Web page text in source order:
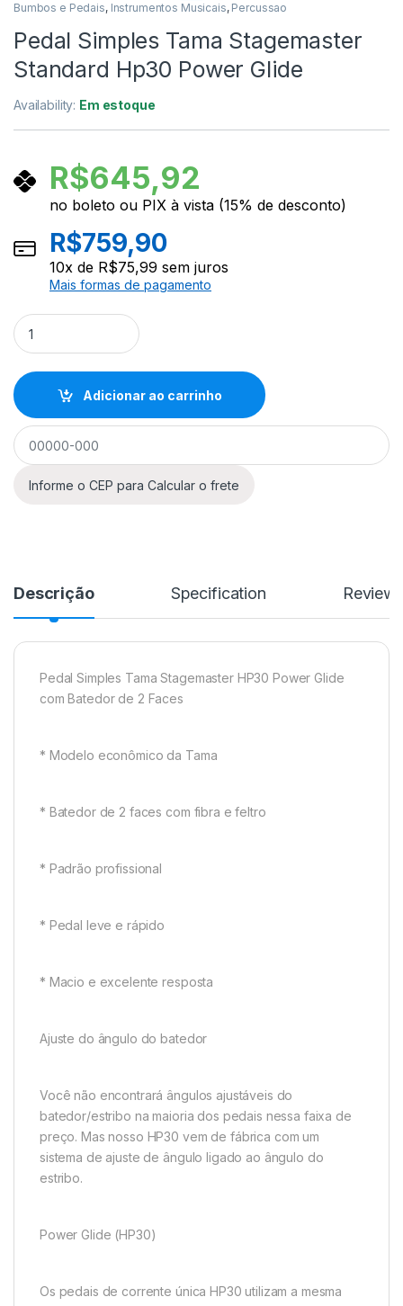
Bumbos e Pedais, Instrumentos Musicais, Percussao
Pedal Simples Tama Stagemaster
Standard Hp30 Power Glide
Availability: Em estoque
R$645,92
no boleto ou PIX à vista (15% de desconto)
R$759,90
10x de R$75,99 sem juros
Mais formas de pagamento
Pedal Simples Tama Stagemaster Standard Hp30 Power
Adicionar ao carrinho
Descrição Specification
Pedal Simples Tama Stagemaster HP30 Power Glide
com Batedor de 2 Faces
* Modelo econômico da Tama
* Batedor de 2 faces com fibra e feltro
* Padrão profissional
* Pedal leve e rápido
* Macio e excelente resposta
Ajuste do ângulo do batedor
Você não encontrará ângulos ajustáveis do
batedor/estribo na maioria dos pedais nessa faixa de
preço. Mas nosso HP30 vem de fábrica com um
sistema de ajuste de ângulo ligado ao ângulo do
estribo.
Power Glide (HP30)
Os pedais de corrente única HP30 utilizam a mesma